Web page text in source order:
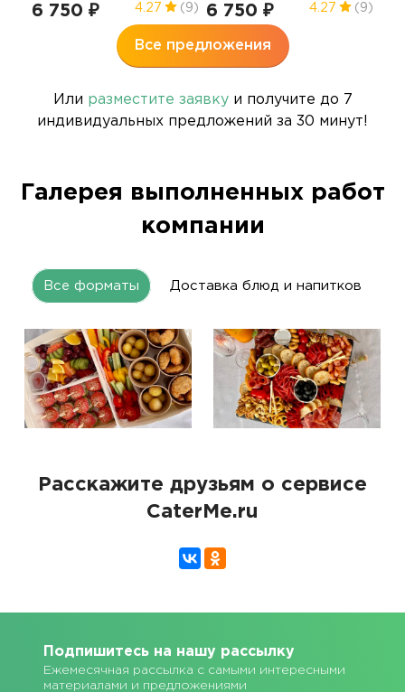
6 750 ₽ 4.27 (9) 6 750 ₽ 4.27 (9)
Все предложения
Или разместите заявкуи получите до 7
индивидуальных предложений за 30 минут!
Галерея выполненных работ
компании
Все форматы Доставка блюд и напитков
Расскажите друзьям о сервисе
CaterMe.ru
Подпишитесь на нашу рассылку
Ежемесячная рассылка с самыми интересными
материалами и предложениями